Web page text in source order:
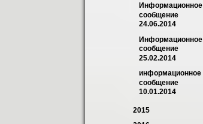
Информационное
сообщение
24.06.2014
Информационное
сообщение
25.02.2014
информационное
сообщение
10.01.2014
2015